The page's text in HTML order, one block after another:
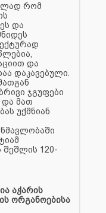
რომ
და
და
დაკავებული.
ჯგუფები
და მათ
უქმნიან
შეშლის 120-
აჭარის
ორგანოებისა